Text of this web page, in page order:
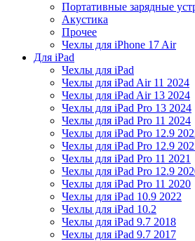
Портативные зарядные
Акустика
Прочее
Чехлы для iPhone 17 Air
Для iPad
Чехлы для iPad
Чехлы для iPad Air 11 2024
Чехлы для iPad Air 13 2024
Чехлы для iPad Pro 13 2024
Чехлы для iPad Pro 11 2024
Чехлы для iPad Pro 12.9
Чехлы для iPad Pro 12.9
Чехлы для iPad Pro 11 2021
Чехлы для iPad Pro 12.9
Чехлы для iPad Pro 11 2020
Чехлы для iPad 10.9 2022
Чехлы для iPad 10.2
Чехлы для iPad 9.7 2018
Чехлы для iPad 9.7 2017